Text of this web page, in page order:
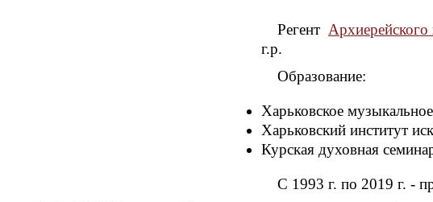
Регент Архиерейского
г.р.
Образование:
Харьковское
Харьковский институт
Курская духовная
С 1993 г. по 2019 г. -